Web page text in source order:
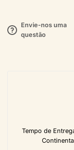
Envie-nos uma
questão
Tempo de